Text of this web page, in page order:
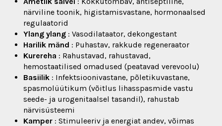
närviline toonik, higistamisvastane, hormonaalsed
regulaatorid
Ylang ylang : Vasodilataator, dekongestant
Harilik mänd : Puhastav, rakkude regeneraator
Kurereha : Rahustavad, rahustavad,
hemostaatilised omadused (peatavad verevoolu)
Basiilik : Infektsioonivastane, põletikuvastane,
spasmolüütikum (võitlus lihasspasmide vastu
seede- ja urogenitaalsel tasandil), rahustab
närvisüsteemi
Kamper : Stimuleeriv ja energiat andev, võimas